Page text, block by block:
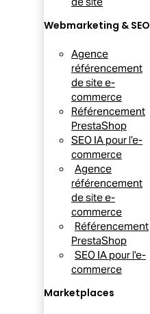
Webmarketing & SEO
Agence
référencement
de site e-
commerce
Référencement
PrestaShop
SEO IA pour l’e-
commerce
Agence
référencement
de site e-
commerce
Référencement
PrestaShop
SEO IA pour l’e-
commerce
Marketplaces